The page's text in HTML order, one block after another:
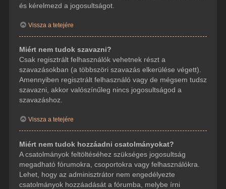
és kérelmezd a jogosultságot.
Vissza a tetejére
Miért nem tudok szavazni?
Csak regisztrált felhasználók vehetnek részt a
szavazásokban (a többszöri szavazás elkerülése végett).
Amennyiben regisztrált felhasználó vagy de mégsem tudsz
szavazni, akkor valószínűleg nincs jogosultságod a
szavazáshoz.
Vissza a tetejére
Miért nem tudok hozzáadni csatolmányokat?
A csatolmányok feltöltéséhez szükséges jogosultság
megadható fórumokra, csoportokra vagy felhasználókra.
Lehet, hogy az adminisztrátor nem engedélyezte
csatolmányok hozzáadását a fórumba, melybe írni